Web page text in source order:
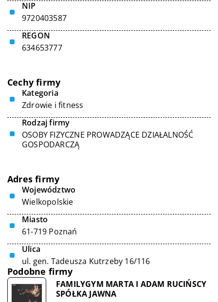
NIP
9720403587
REGON
634653777
Cechy firmy
Kategoria
Zdrowie i fitness
Rodzaj firmy
OSOBY FIZYCZNE PROWADZĄCE DZIAŁALNOŚĆ
GOSPODARCZĄ
Adres firmy
Województwo
Wielkopolskie
Miasto
61-719 Poznań
Ulica
ul. gen. Tadeusza Kutrzeby 16/116
Podobne firmy
FAMILYGYM MARTA I ADAM RUCIŃSCY
SPÓŁKA JAWNA